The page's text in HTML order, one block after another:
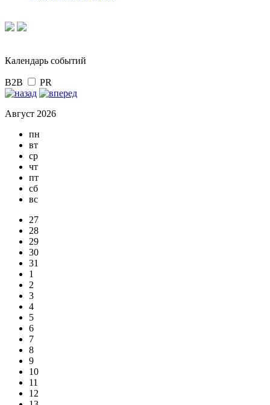
Календарь событий
B2B PR
Август 2026
пн
вт
ср
чт
пт
сб
вс
27
28
29
30
31
1
2
3
4
5
6
7
8
9
10
11
12